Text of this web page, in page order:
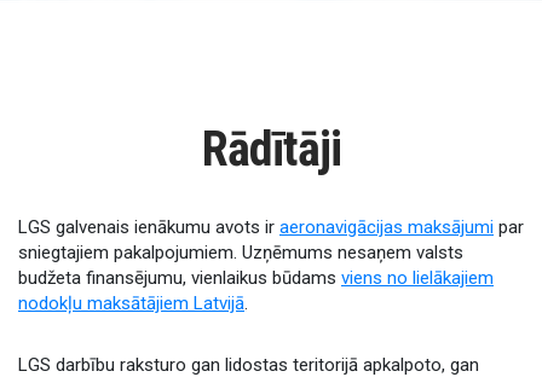
Rādītāji
LGS galvenais ienākumu avots ir aeronavigācijas maksājumi par
sniegtajiem pakalpojumiem. Uzņēmums nesaņem valsts
budžeta finansējumu, vienlaikus būdams viens no lielākajiem
nodokļu maksātājiem Latvijā.
LGS darbību raksturo gan lidostas teritorijā apkalpoto, gan